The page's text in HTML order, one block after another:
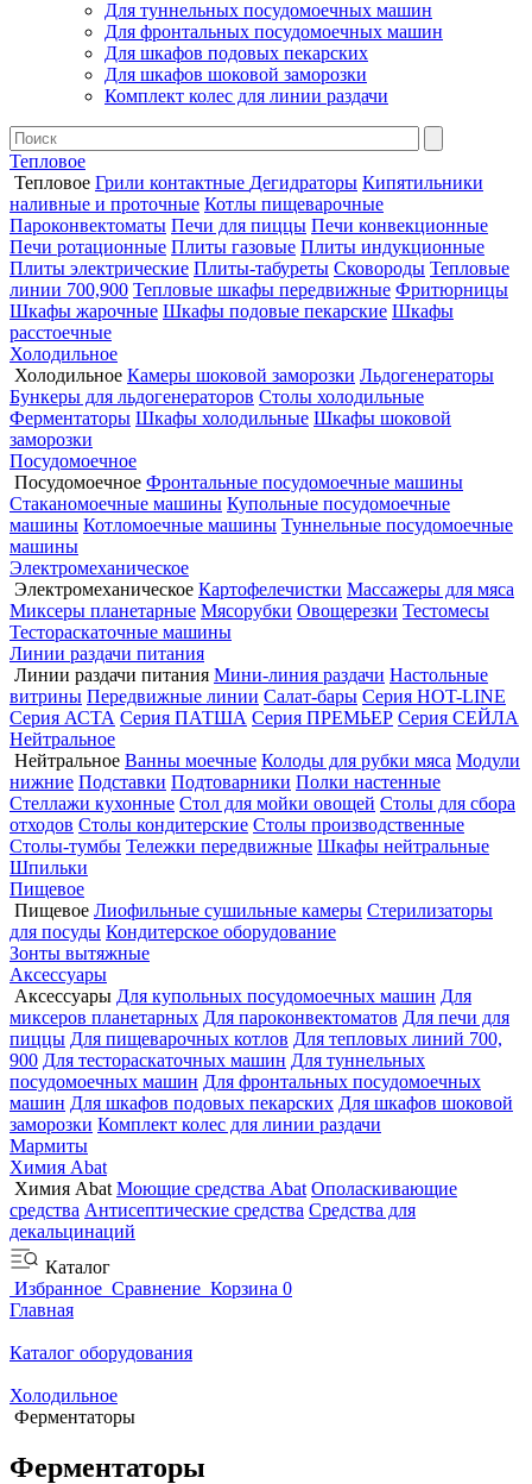
Для туннельных посудомоечных машин
Для фронтальных посудомоечных машин
Для шкафов подовых пекарских
Для шкафов шоковой заморозки
Комплект колес для линии раздачи
Тепловое
Тепловое Грили контактные Дегидраторы Кипятильники
наливные и проточные Котлы пищеварочные
Пароконвектоматы Печи для пиццы Печи конвекционные
Печи ротационные Плиты газовые Плиты индукционные
Плиты электрические Плиты-табуреты Сковороды Тепловые
линии 700,900 Тепловые шкафы передвижные Фритюрницы
Шкафы жарочные Шкафы подовые пекарские Шкафы
расстоечные
Холодильное
Холодильное Камеры шоковой заморозки Льдогенераторы
Бункеры для льдогенераторов Столы холодильные
Ферментаторы Шкафы холодильные Шкафы шоковой
заморозки
Посудомоечное
Посудомоечное Фронтальные посудомоечные машины
Стаканомоечные машины Купольные посудомоечные
машины Котломоечные машины Туннельные посудомоечные
машины
Электромеханическое
Электромеханическое Картофелечистки Массажеры для мяса
Миксеры планетарные Мясорубки Овощерезки Тестомесы
Тестораскаточные машины
Линии раздачи питания
Линии раздачи питания Мини-линия раздачи Настольные
витрины Передвижные линии Салат-бары Серия HOT-LINE
Серия АСТА Серия ПАТША Серия ПРЕМЬЕР Серия СЕЙЛА
Нейтральное
Нейтральное Ванны моечные Колоды для рубки мяса Модули
нижние Подставки Подтоварники Полки настенные
Стеллажи кухонные Стол для мойки овощей Столы для сбора
отходов Столы кондитерские Столы производственные
Столы-тумбы Тележки передвижные Шкафы нейтральные
Шпильки
Пищевое
Пищевое Лиофильные сушильные камеры Стерилизаторы
для посуды Кондитерское оборудование
Зонты вытяжные
Аксессуары
Аксессуары Для купольных посудомоечных машин Для
миксеров планетарных Для пароконвектоматов Для печи для
пиццы Для пищеварочных котлов Для тепловых линий 700,
900 Для тестораскаточных машин Для туннельных
посудомоечных машин Для фронтальных посудомоечных
машин Для шкафов подовых пекарских Для шкафов шоковой
заморозки Комплект колес для линии раздачи
Мармиты
Химия Abat
Химия Abat Моющие средства Abat Ополаскивающие
средства Антисептические средства Средства для
декальцинаций
Каталог
Избранное Сравнение Корзина 0
Главная
Каталог оборудования
Холодильное
Ферментаторы
Ферментаторы